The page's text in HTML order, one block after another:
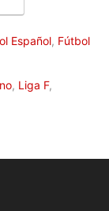
Español, Fútbol
, Liga F,